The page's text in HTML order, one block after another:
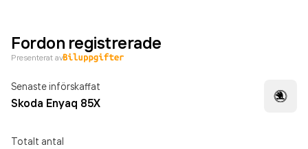
Fordon registrerade
Presenterat av
Senaste införskaffat
Skoda Enyaq 85X
Totalt antal